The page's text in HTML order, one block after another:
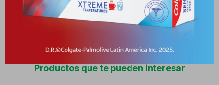
DE LAS CRISIS AGUDAS DE ARTROSIS TRATAMIENTO
SINTOMÁTICO A LARGO PLAZO DE A
Productos que te pueden interesar